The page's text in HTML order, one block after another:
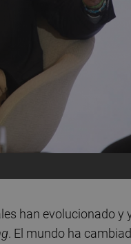
han evolucionado y
. El mundo ha